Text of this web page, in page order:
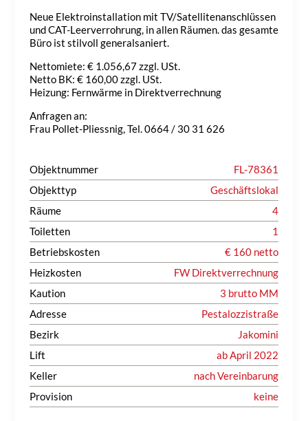
Neue Elektroinstallation mit TV/Satellitenanschlüssen
und CAT-Leerverrohrung, in allen Räumen. das gesamte
Büro ist stilvoll generalsaniert.
Nettomiete: € 1.056,67 zzgl. USt.
Netto BK: € 160,00 zzgl. USt.
Heizung: Fernwärme in Direktverrechnung
Anfragen an:
Frau Pollet-Pliessnig, Tel. 0664 / 30 31 626
Objektnummer
FL-78361
Objekttyp
Geschäftslokal
Räume
4
Toiletten
1
Betriebskosten
€ 160 netto
Heizkosten
FW Direktverrechnung
Kaution
3 brutto MM
Adresse
Pestalozzistraße
Bezirk
Jakomini
Lift
ab April 2022
Keller
nach Vereinbarung
Provision
keine